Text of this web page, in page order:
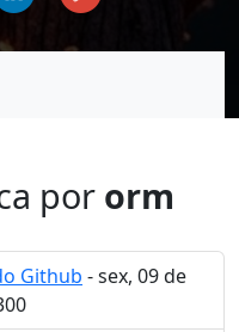
por orm
Github - sex, 09 de